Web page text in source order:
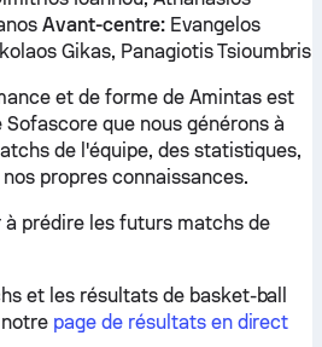
Avant-centre:Evangelos
Gikas, Panagiotis Tsioumbris
et de forme de Amintas est
que nous générons à
de l'équipe, des statistiques,
propres connaissances.
à prédire les futurs matchs de
et les résultats de basket-ball
page de résultats en direct